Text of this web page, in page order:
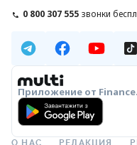
0 800 307 555 звонки
Приложение от
О НАС РЕДАКЦИЯ